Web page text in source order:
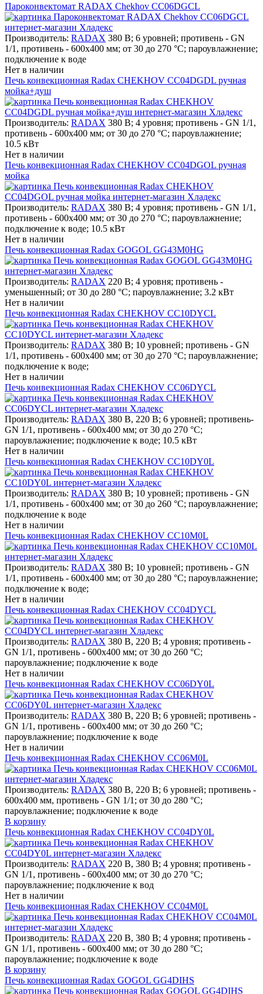
Пароконвектомат RADAX Chekhov CC06DGCL
Производитель: RADAX 380 В; 6 уровней; противень - GN
1/1, противень - 600х400 мм; от 30 до 270 °С; пароувлажнение;
подключение к воде
Нет в наличии
Печь конвекционная Radax CHEKHOV CC04DGDL ручная
мойка+душ
Производитель: RADAX 380 В; 4 уровня; противень - GN 1/1,
противень - 600х400 мм; от 30 до 270 °С; пароувлажнение;
10.5 кВт
Нет в наличии
Печь конвекционная Radax CHEKHOV CC04DGOL ручная
мойка
Производитель: RADAX 380 В; 4 уровня; противень - GN 1/1,
противень - 600х400 мм; от 30 до 270 °С; пароувлажнение;
подключение к воде; 10.5 кВт
Нет в наличии
Печь конвекционная Radax GOGOL GG43M0HG
Производитель: RADAX 220 В; 4 уровня; противень -
уменьшенный; от 30 до 280 °С; пароувлажнение; 3.2 кВт
Нет в наличии
Печь конвекционная Radax CHEKHOV CC10DYCL
Производитель: RADAX 380 В; 10 уровней; противень - GN
1/1, противень - 600х400 мм; от 30 до 270 °С; пароувлажнение;
подключение к воде;
Нет в наличии
Печь конвекционная Radax CHEKHOV CC06DYCL
Производитель: RADAX 380 В, 220 В; 6 уровней; противень-
GN 1/1, противень - 600х400 мм; от 30 до 270 °С;
пароувлажнение; подключение к воде; 10.5 кВт
Нет в наличии
Печь конвекционная Radax CHEKHOV CC10DY0L
Производитель: RADAX 380 В; 10 уровней; противень - GN
1/1, противень - 600х400 мм; от 30 до 260 °С; пароувлажнение;
подключение к воде
Нет в наличии
Печь конвекционная Radax CHEKHOV CC10M0L
Производитель: RADAX 380 В; 10 уровней; противень - GN
1/1, противень - 600х400 мм; от 30 до 280 °С; пароувлажнение;
подключение к воде;
Нет в наличии
Печь конвекционная Radax CHEKHOV CC04DYCL
Производитель: RADAX 380 В, 220 В; 4 уровня; противень -
GN 1/1, противень - 600х400 мм; от 30 до 260 °С;
пароувлажнение; подключение к воде
Нет в наличии
Печь конвекционная Radax CHEKHOV CC06DY0L
Производитель: RADAX 380 В, 220 В; 6 уровней; противень -
GN 1/1, противень - 600х400 мм; от 30 до 260 °С;
пароувлажнение; подключение к воде
Нет в наличии
Печь конвекционная Radax CHEKHOV CC06M0L
Производитель: RADAX 380 В, 220 В; 6 уровней; противень -
600х400 мм, противень - GN 1/1; от 30 до 280 °С;
пароувлажнение; подключение к воде
В корзину
Печь конвекционная Radax CHEKHOV CC04DY0L
Производитель: RADAX 220 В, 380 В; 4 уровня; противень -
GN 1/1, противень - 600х400 мм; от 30 до 270 °С;
пароувлажнение; подключение к вод
Нет в наличии
Печь конвекционная Radax CHEKHOV CC04M0L
Производитель: RADAX 220 В, 380 В; 4 уровня; противень -
GN 1/1, противень - 600х400 мм; от 30 до 280 °С;
пароувлажнение; подключение к воде
В корзину
Печь конвекционная Radax GOGOL GG4DIHS